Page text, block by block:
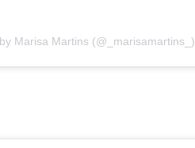
Marisa Martins (@_marisamartins_)